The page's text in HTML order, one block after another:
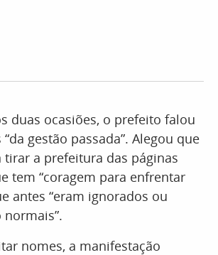
duas ocasiões, o prefeito falou
gestão passada”. Alegou que
tirar a prefeitura das páginas
tem “coragem para enfrentar
antes “eram ignorados ou
nomes, a manifestação